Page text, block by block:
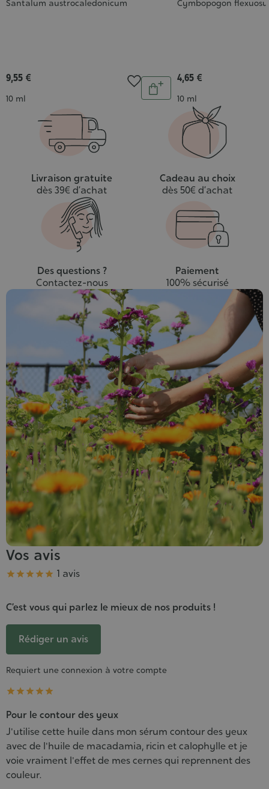
Santalum austrocaledonicum
9,55 €
Contenance
10 ml
Quantité
Ajouter
panier
Cymbopogon
4,65 €
Contenance
10 ml
Livraison gratuite
dès 39€ d’achat
Cadeau au choix
dès 50€ d’achat
Des questions ?
Contactez-nous
Paiement
100% sécurisé
Vos avis
Note
     1 avis
C’est vous qui parlez le mieux de nos produits !
Rédiger un avis
Requiert une connexion à votre compte
    
Pour le contour des yeux
J'utilise cette huile dans mon sérum contour des yeux
avec de l'huile de macadamia, ricin et calophylle et je
voie vraiment l'effet de mes cernes qui reprennent des
couleur.